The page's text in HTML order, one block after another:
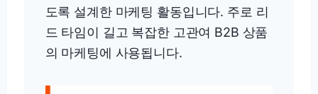
도록 설계한 마케팅 활동입니다. 주로 리
드 타임이 길고 복잡한 고관여 B2B 상품
의 마케팅에 사용됩니다.